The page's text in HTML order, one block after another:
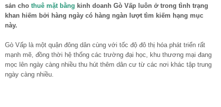
sản cho thuê mặt bằng kinh doanh Gò Vấp luôn ở trong tình trạng
khan hiếm bởi hàng ngày có hàng ngàn lượt tìm kiếm hạng mục
này.
Gò Vấp là một quận đông dân cùng với tốc độ đô thị hóa phát triển rất
mạnh mẽ, đồng thời hệ thống các trường đại học, khu thương mại đang
mọc lên ngày càng nhiều thu hút thêm dân cư từ các nơi khác tập trung
ngày càng nhiều.